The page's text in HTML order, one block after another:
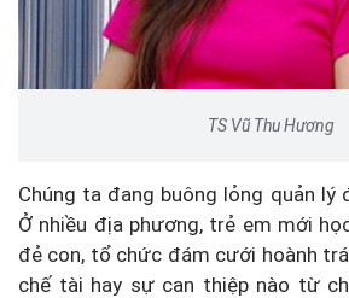
TS Vũ Thu Hương
Chúng ta đang buông lỏng quản lý
Ở nhiều địa phương, trẻ em mới
đẻ con, tổ chức đám cưới hoành
chế tài hay sự can thiệp nào từ